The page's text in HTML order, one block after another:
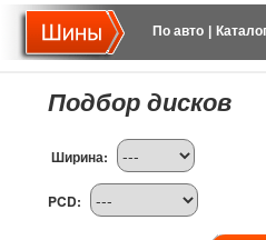
По авто
Подбор дисков
Ширина:
PCD: